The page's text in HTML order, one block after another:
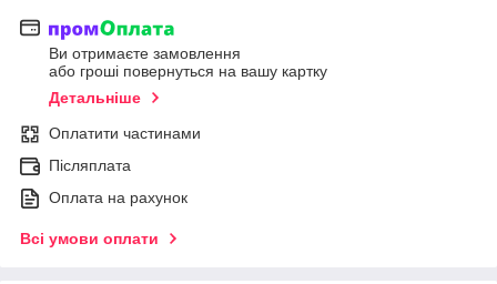
Ви отримаєте замовлення
або гроші повернуться на вашу картку
Детальніше
Оплатити частинами
Післяплата
Оплата на рахунок
Всі умови оплати